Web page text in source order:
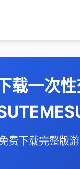
载一次
费下载完整版